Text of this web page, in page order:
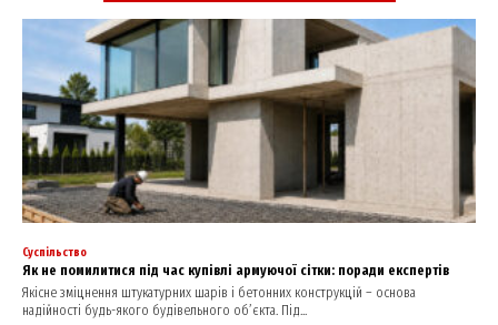
Суспільство
Як не помилитися під час купівлі армуючої сітки: поради експертів
Якісне зміцнення штукатурних шарів і бетонних конструкцій – основа
надійності будь-якого будівельного об’єкта. Під...